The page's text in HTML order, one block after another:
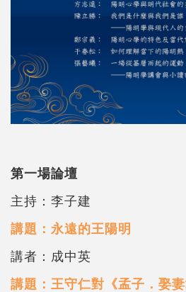
第一場論壇
主持：李子建
講題：永遠的王陽明
講者：成中英
講題：王守仁對《孟子．娶